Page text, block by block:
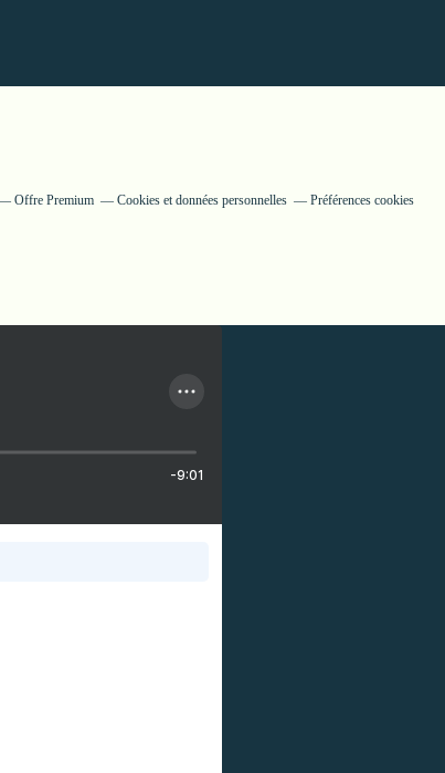
Offre Premium Cookies et données personnelles Préférences cookies
-9:01